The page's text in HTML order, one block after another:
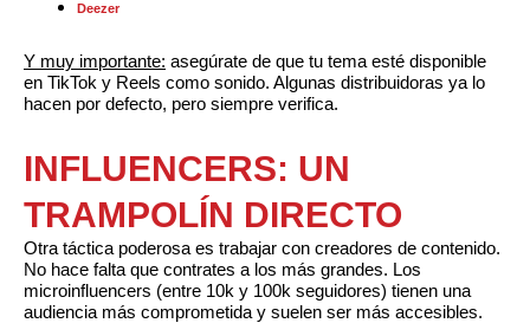
Deezer
Y muy importante: asegúrate de que tu tema esté disponible
en TikTok y Reels como sonido. Algunas distribuidoras ya lo
hacen por defecto, pero siempre verifica.
INFLUENCERS: UN
TRAMPOLÍN DIRECTO
Otra táctica poderosa es trabajar con creadores de contenido.
No hace falta que contrates a los más grandes. Los
microinfluencers (entre 10k y 100k seguidores) tienen una
audiencia más comprometida y suelen ser más accesibles.